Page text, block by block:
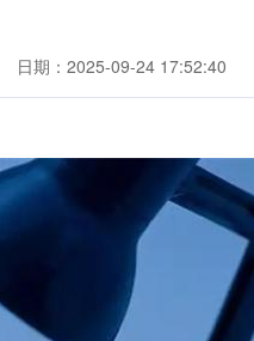
日期：2025-09-24 17:52:40